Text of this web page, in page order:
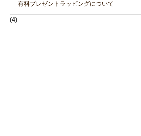
有料プレゼントラッピングについて
(4)